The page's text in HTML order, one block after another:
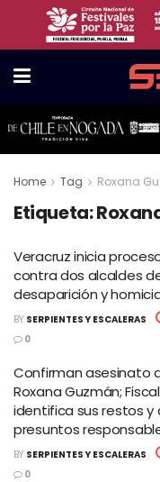
Home Tag Roxana
Etiqueta:
Veracruz inicia
contra dos alcaldes
desaparición y
BY SERPIENTES Y ESCALERAS
0
Confirman asesinato
Roxana Guzmán;
identifica sus restos
presuntos
BY SERPIENTES Y ESCALERAS
0